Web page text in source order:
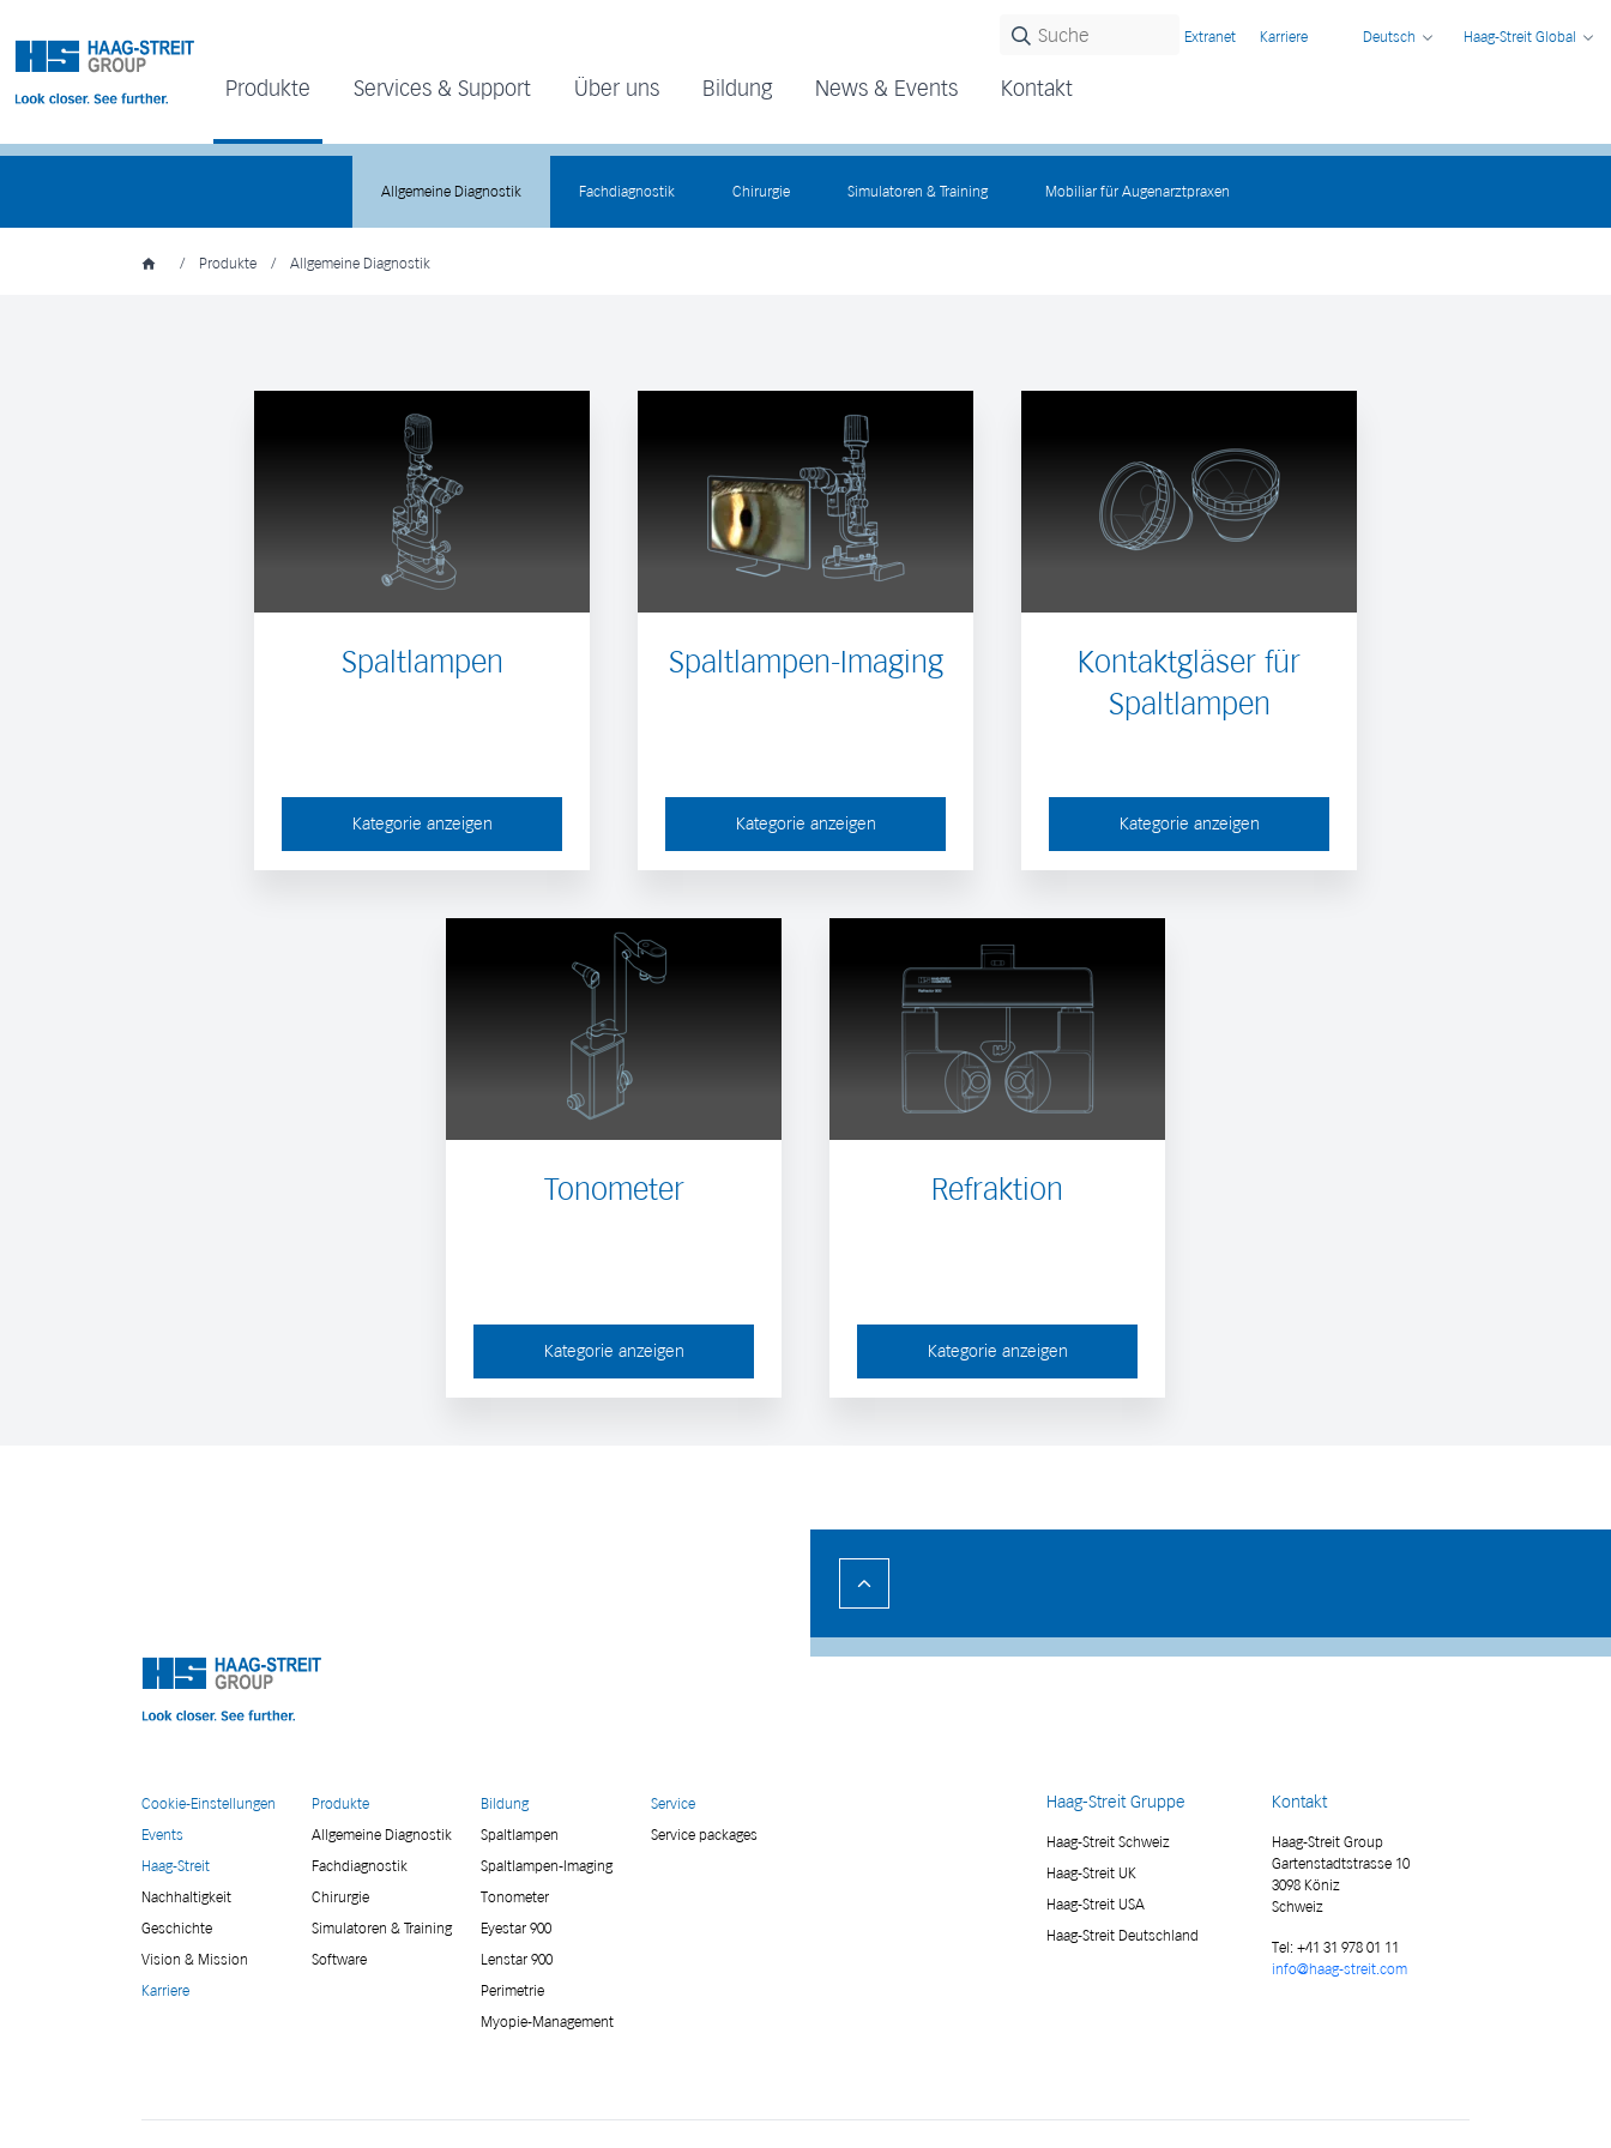
Produkte Services & Support Über uns Bildung News & Events Kontakt
Extranet Karriere Deutsch Haag-Streit Global
Allgemeine Diagnostik Fachdiagnostik Chirurgie Simulatoren & Training Mobiliar für Augenarztpraxen
/ Produkte / Allgemeine Diagnostik
Spaltlampen
Kategorie anzeigen
Spaltlampen-Imaging
Kategorie anzeigen
Kontaktgläser für
Spaltlampen
Kategorie anzeigen
Tonometer
Kategorie anzeigen
Refraktion
Kategorie anzeigen
Cookie-Einstellungen
Events
Haag-Streit
Nachhaltigkeit
Geschichte
Vision & Mission
Karriere
Produkte
Allgemeine Diagnostik
Fachdiagnostik
Chirurgie
Simulatoren & Training
Software
Bildung
Spaltlampen
Spaltlampen-Imaging
Tonometer
Eyestar 900
Lenstar 900
Perimetrie
Myopie-Management
Service
Service packages
Haag-Streit Gruppe
Haag-Streit Schweiz
Haag-Streit UK
Haag-Streit USA
Haag-Streit Deutschland
Kontakt
Haag-Streit Group
Gartenstadtstrasse 10
3098 Köniz
Schweiz
Tel: +41 31 978 01 11
info@haag-streit.com